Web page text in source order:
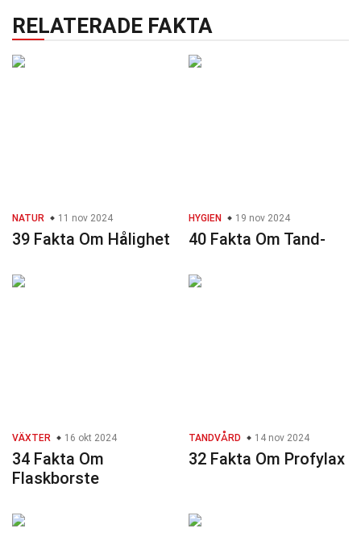
RELATERADE FAKTA
NATUR 11 nov 2024
39 Fakta Om Hålighet
HYGIEN 19 nov 2024
40 Fakta Om Tand-
VÄXTER 16 okt 2024
34 Fakta Om
Flaskborste
TANDVÅRD 14 nov 2024
32 Fakta Om Profylax